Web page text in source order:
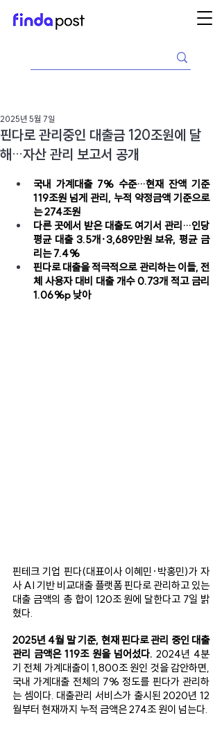
핀다로 관리중인 대출금 120조원에 달
해…자산 관리 보고서 공개
2025년 5월 7일
국내 가계대출 7% 수준…현재 잔액 기준
119조원 넘게 관리, 누적 약정금액 기준으로
는 274조원
다른 곳에서 받은 대출도 여기서 관리…인당
평균 대출 3.5개·3,689만원 보유, 평균 금
리는 7.4%
핀다로 대출을 적극적으로 관리하는 이들, 전
체 사용자 대비 대출 개수 0.73개 적고 금리
1.06%p 낮아
핀테크 기업 핀다(대표이사 이혜민·박홍민)가 자
사 AI 기반 비교대출 플랫폼 핀다로 관리하고 있는
대출 금액의 총 합이 120조 원에 달한다고 7일 밝
혔다.
2025년 4월 말 기준, 현재 핀다로 관리 중인 대출
관리 금액은 119조 원을 넘어섰다. 2024년 4분
기 전체 가계대출이 1,800조 원인 것을 감안하면,
국내 가계대출 전체의 7% 정도를 핀다가 관리하
는 셈이다. 대출관리 서비스가 출시된 2020년 12
월부터 현재까지 누적 금액은 274조 원이 넘는다.